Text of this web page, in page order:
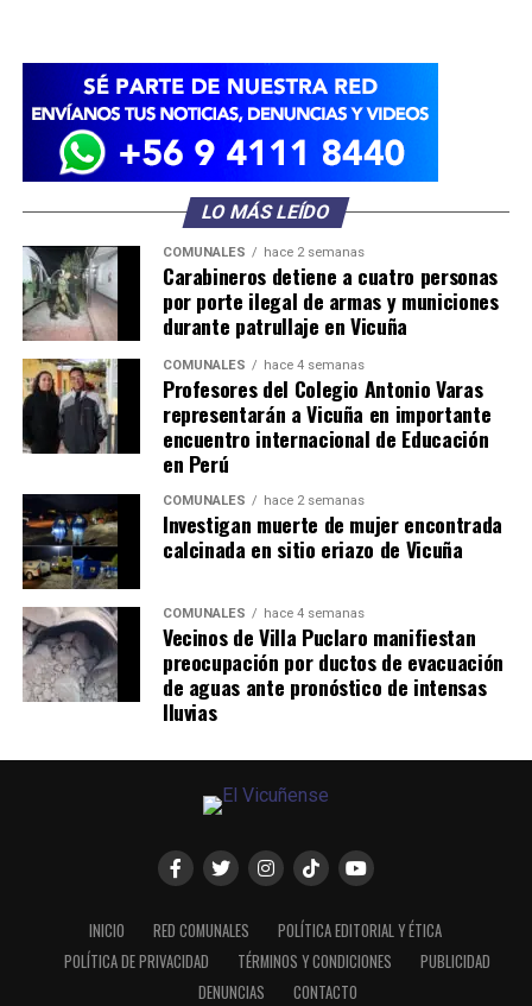
LO MÁS LEÍDO
COMUNALES hace 2 semanas
Carabineros detiene a cuatro personas
por porte ilegal de armas y municiones
durante patrullaje en Vicuña
COMUNALES hace 4 semanas
Profesores del Colegio Antonio Varas
representarán a Vicuña en importante
encuentro internacional de Educación
en Perú
COMUNALES hace 2 semanas
Investigan muerte de mujer encontrada
calcinada en sitio eriazo de Vicuña
COMUNALES hace 4 semanas
Vecinos de Villa Puclaro manifiestan
preocupación por ductos de evacuación
de aguas ante pronóstico de intensas
lluvias
INICIO RED COMUNALES
POLÍTICA EDITORIAL Y ÉTICA
POLÍTICA DE PRIVACIDAD
TÉRMINOS Y CONDICIONES
PUBLICIDAD
DENUNCIAS
CONTACTO